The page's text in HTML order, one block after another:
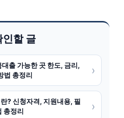
인할 글
출 가능한 곳 한도, 금리,
법 총정리
›
? 신청자격, 지원내용, 필
총정리
›